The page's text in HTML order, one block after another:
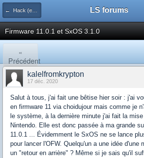
← Hack (exploits, homebrews...) LS forums
Firmware 11.0.1 et SxOS 3.1.0
«
Précédent
kalelfromkrypton
17 déc. 2020
Salut à tous, j'ai fait une bêtise hier soir : j'ai
en firmware 11 via choidujour mais comme je
le système, à la dernière minute j'ai fait la
Nintendo. Elle est donc passée à ma grande
11.0.1 ... Évidemment le SxOS ne se lance
pour lancer l'OFW. Quelqu'un a une idée d'une
un "retour en arrière" ? Même si je sais qu'il